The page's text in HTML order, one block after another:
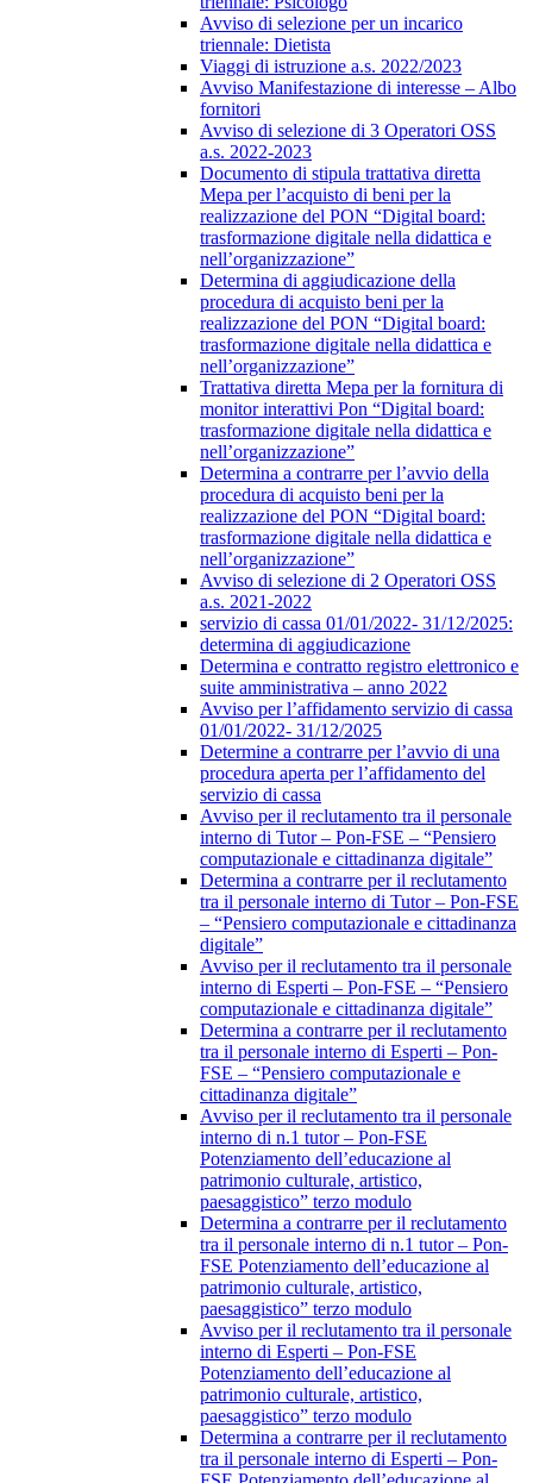
Avviso di selezione per un incarico
triennale: Dietista
Viaggi di istruzione a.s. 2022/2023
Avviso Manifestazione di interesse – Albo
fornitori
Avviso di selezione di 3 Operatori OSS
a.s. 2022-2023
Documento di stipula trattativa diretta
Mepa per l’acquisto di beni per la
realizzazione del PON “Digital board:
trasformazione digitale nella didattica e
nell’organizzazione”
Determina di aggiudicazione della
procedura di acquisto beni per la
realizzazione del PON “Digital board:
trasformazione digitale nella didattica e
nell’organizzazione”
Trattativa diretta Mepa per la fornitura di
monitor interattivi Pon “Digital board:
trasformazione digitale nella didattica e
nell’organizzazione”
Determina a contrarre per l’avvio della
procedura di acquisto beni per la
realizzazione del PON “Digital board:
trasformazione digitale nella didattica e
nell’organizzazione”
Avviso di selezione di 2 Operatori OSS
a.s. 2021-2022
servizio di cassa 01/01/2022- 31/12/2025:
determina di aggiudicazione
Determina e contratto registro elettronico e
suite amministrativa – anno 2022
Avviso per l’affidamento servizio di cassa
01/01/2022- 31/12/2025
Determine a contrarre per l’avvio di una
procedura aperta per l’affidamento del
servizio di cassa
Avviso per il reclutamento tra il personale
interno di Tutor – Pon-FSE – “Pensiero
computazionale e cittadinanza digitale”
Determina a contrarre per il reclutamento
tra il personale interno di Tutor – Pon-FSE
– “Pensiero computazionale e cittadinanza
digitale”
Avviso per il reclutamento tra il personale
interno di Esperti – Pon-FSE – “Pensiero
computazionale e cittadinanza digitale”
Determina a contrarre per il reclutamento
tra il personale interno di Esperti – Pon-
FSE – “Pensiero computazionale e
cittadinanza digitale”
Avviso per il reclutamento tra il personale
interno di n.1 tutor – Pon-FSE
Potenziamento dell’educazione al
patrimonio culturale, artistico,
paesaggistico” terzo modulo
Determina a contrarre per il reclutamento
tra il personale interno di n.1 tutor – Pon-
FSE Potenziamento dell’educazione al
patrimonio culturale, artistico,
paesaggistico” terzo modulo
Avviso per il reclutamento tra il personale
interno di Esperti – Pon-FSE
Potenziamento dell’educazione al
patrimonio culturale, artistico,
paesaggistico” terzo modulo
Determina a contrarre per il reclutamento
tra il personale interno di Esperti – Pon-